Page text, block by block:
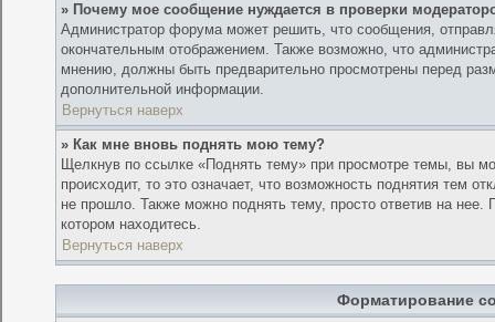
» Почему мое сообщение нуждается в проверки
Администратор форума может решить, что сообщения,
окончательным отображением. Также возможно, что
мнению, должны быть предварительно просмотрены перед
дополнительной информации.
Вернуться наверх
» Как мне вновь поднять мою тему?
Щелкнув по ссылке «Поднять тему» при просмотре темы, вы
происходит, то это означает, что возможность поднятия тем
не прошло. Также можно поднять тему, просто ответив на
котором находитесь.
Вернуться наверх
Форматирование